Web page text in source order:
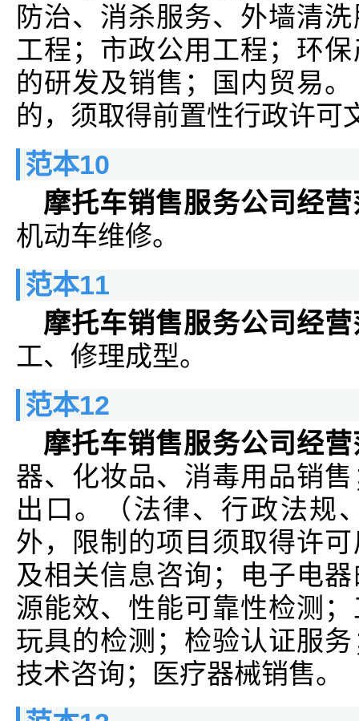
防治、消杀服务、外墙清
工程；市政公用工程；环
的研发及销售；国内贸易
的，须取得前置性行政许可
范本10
摩托车销售服务公司经
机动车维修。
范本11
摩托车销售服务公司经
工、修理成型。
范本12
摩托车销售服务公司经
器、化妆品、消毒用品销
出口。（法律、行政法规
外，限制的项目须取得许
及相关信息咨询；电子电
源能效、性能可靠性检测
玩具的检测；检验认证服
技术咨询；医疗器械销售。